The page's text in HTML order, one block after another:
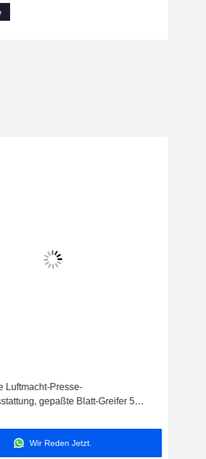
Luftmacht-Presse-
gepaßte Blatt-Greifer 5
Wir Reden Jetzt.